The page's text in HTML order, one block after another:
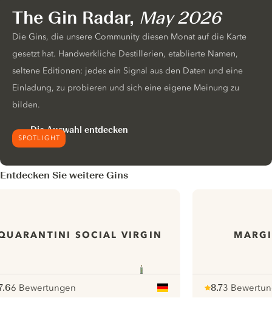
SPOTLIGHT
The Gin Radar, May 2026
Die Gins, die unsere Community diesen Monat auf die Karte
gesetzt hat. Handwerkliche Destillerien, etablierte Namen,
seltene Editionen: jedes ein Signal aus den Daten und eine
Einladung, zu probieren und sich eine eigene Meinung zu
bilden.
Die Auswahl entdecken
Entdecken Sie weitere Gins
SOCIAL VIRGIN
6 Bewertungen
8.73